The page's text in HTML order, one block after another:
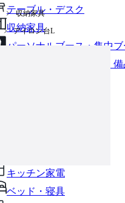
テーブル・デスク
収納家具
パーソナルブース・集中
オフィスアクセサリー・
キッチン家電
ベッド・寝具
収納家具
アイロン台L